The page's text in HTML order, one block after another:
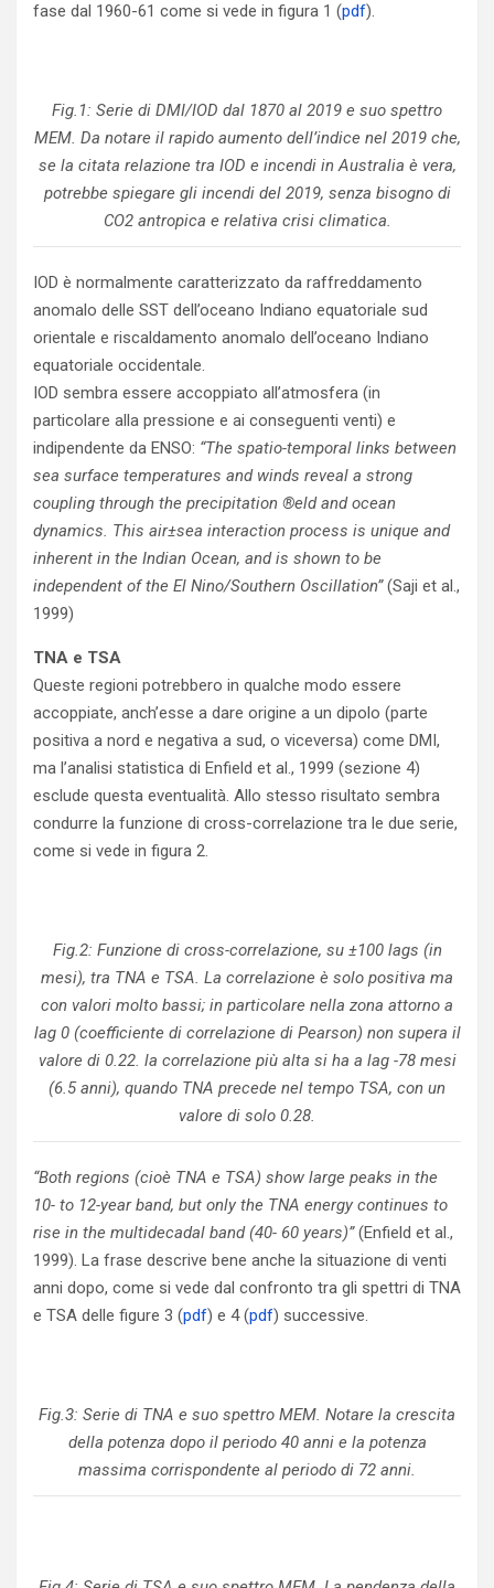
fase dal 1960-61 come si vede in figura 1 (pdf).
Fig.1: Serie di DMI/IOD dal 1870 al 2019 e suo spettro
MEM. Da notare il rapido aumento dell’indice nel 2019 che,
se la citata relazione tra IOD e incendi in Australia è vera,
potrebbe spiegare gli incendi del 2019, senza bisogno di
CO2 antropica e relativa crisi climatica.
IOD è normalmente caratterizzato da raffreddamento
anomalo delle SST dell’oceano Indiano equatoriale sud
orientale e riscaldamento anomalo dell’oceano Indiano
equatoriale occidentale.
IOD sembra essere accoppiato all’atmosfera (in
particolare alla pressione e ai conseguenti venti) e
indipendente da ENSO: “The spatio-temporal links between
sea surface temperatures and winds reveal a strong
coupling through the precipitation ®eld and ocean
dynamics. This air±sea interaction process is unique and
inherent in the Indian Ocean, and is shown to be
independent of the El Nino/Southern Oscillation”(Saji et al.,
1999)
TNA e TSA
Queste regioni potrebbero in qualche modo essere
accoppiate, anch’esse a dare origine a un dipolo (parte
positiva a nord e negativa a sud, o viceversa) come DMI,
ma l’analisi statistica di Enfield et al., 1999 (sezione 4)
esclude questa eventualità. Allo stesso risultato sembra
condurre la funzione di cross-correlazione tra le due serie,
come si vede in figura 2.
Fig.2: Funzione di cross-correlazione, su ±100 lags (in
mesi), tra TNA e TSA. La correlazione è solo positiva ma
con valori molto bassi; in particolare nella zona attorno a
lag 0 (coefficiente di correlazione di Pearson) non supera il
valore di 0.22. la correlazione più alta si ha a lag -78 mesi
(6.5 anni), quando TNA precede nel tempo TSA, con un
valore di solo 0.28.
“Both regions (cioè TNA e TSA) show large peaks in the
10- to 12-year band, but only the TNA energy continues to
rise in the multidecadal band (40- 60 years)”(Enfield et al.,
1999). La frase descrive bene anche la situazione di venti
anni dopo, come si vede dal confronto tra gli spettri di TNA
e TSA delle figure 3 (pdf) e 4 (pdf) successive.
Fig.3: Serie di TNA e suo spettro MEM. Notare la crescita
della potenza dopo il periodo 40 anni e la potenza
massima corrispondente al periodo di 72 anni.